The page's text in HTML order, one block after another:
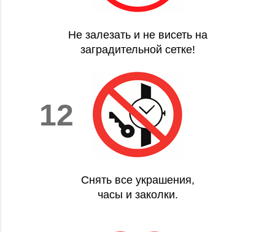
Не залезать и не висеть на
заградительной сетке!
12
Снять все украшения,
часы и заколки.